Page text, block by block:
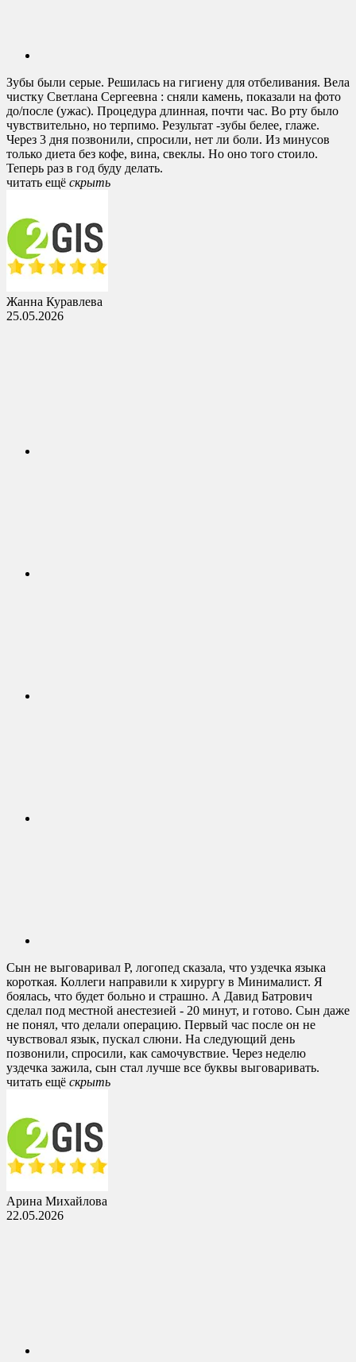
Зубы были серые. Решилась на гигиену для отбеливания. Вела
чистку Светлана Сергеевна : сняли камень, показали на фото
до/после (ужас). Процедура длинная, почти час. Во рту было
чувствительно, но терпимо. Результат -зубы белее, глаже.
Через 3 дня позвонили, спросили, нет ли боли. Из минусов
только диета без кофе, вина, свеклы. Но оно того стоило.
Теперь раз в год буду делать.
читать ещё cкрыть
Жанна Куравлева
25.05.2026
Сын не выговаривал Р, логопед сказала, что уздечка языка
короткая. Коллеги направили к хирургу в Минималист. Я
боялась, что будет больно и страшно. А Давид Батрович
сделал под местной анестезией - 20 минут, и готово. Сын даже
не понял, что делали операцию. Первый час после он не
чувствовал язык, пускал слюни. На следующий день
позвонили, спросили, как самочувствие. Через неделю
уздечка зажила, сын стал лучше все буквы выговаривать.
читать ещё cкрыть
Арина Михайлова
22.05.2026